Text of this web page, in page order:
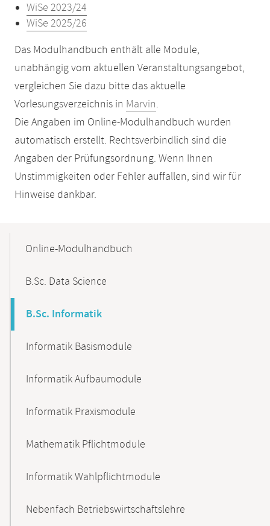
WiSe 2023/24
WiSe 2025/26
Das Modulhandbuch enthält alle Module,
unabhängig vom aktuellen Veranstaltungsangebot,
vergleichen Sie dazu bitte das aktuelle
Vorlesungsverzeichnis in Marvin.
Die Angaben im Online-Modulhandbuch wurden
automatisch erstellt. Rechtsverbindlich sind die
Angaben der Prüfungsordnung. Wenn Ihnen
Unstimmigkeiten oder Fehler auffallen, sind wir für
Hinweise dankbar.
NavigationOnline-Modulhandbuch
B.Sc. Data Science
B.Sc. Informatik
Informatik Basismodule
Informatik Aufbaumodule
Informatik Praxismodule
Mathematik Pflichtmodule
Informatik Wahlpflichtmodule
Nebenfach Betriebswirtschaftslehre